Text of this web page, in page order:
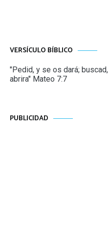
VERSÍCULO BÍBLICO
"Pedid, y se os dará;
abrira" Mateo 7:7
PUBLICIDAD